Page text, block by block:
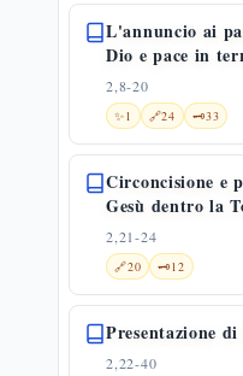
L'annuncio ai
Dio e pace in
2,8-20
✨1 🔗24 🗝️33
Circoncisione e
Gesù dentro la
2,21-24
🔗20 🗝️12
Presentazione
2,22-40